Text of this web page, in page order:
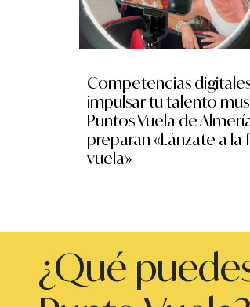
Competencias
impulsar tu talento
Puntos Vuela de
preparan «Lánzate a la
vuela»
¿Qué